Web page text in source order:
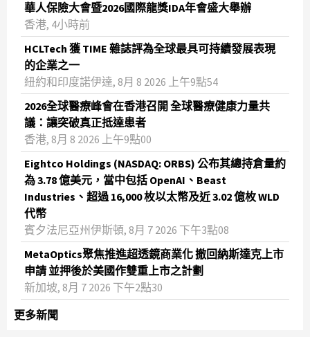
華人保險大會暨2026國際龍獎IDA年會盛大舉辦
香港, 4小時前
HCLTech 獲 TIME 雜誌評為全球最具可持續發展表現
的企業之一
紐約和印度諾伊達, 8月 8 2026 上午9點54
2026全球醫療峰會在香港召開 全球醫療健康力量共
議：讓突破真正抵達患者
香港, 8月 8 2026 上午9點00
Eightco Holdings (NASDAQ: ORBS) 公布其總持倉量約
為 3.78 億美元，當中包括 OpenAI、Beast
Industries、超過 16,000 枚以太幣及近 3.02 億枚 WLD
代幣
賓夕法尼亞州伊斯頓, 8月 7 2026 下午3點08
MetaOptics聚焦推進超透鏡商業化 撤回納斯達克上市
申請 並押後於美國作雙重上市之計劃
新加坡, 8月 7 2026 下午2點30
更多新聞